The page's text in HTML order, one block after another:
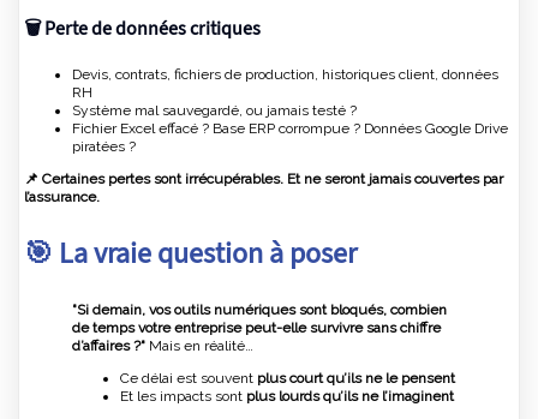
🗑️ Perte de données critiques
Devis, contrats, fichiers de production, historiques client, données
RH
Système mal sauvegardé, ou jamais testé ?
Fichier Excel effacé ? Base ERP corrompue ? Données Google Drive
piratées ?
📌 Certaines pertes sont irrécupérables. Et ne seront jamais couvertes par
l’assurance.
🎯 La vraie question à poser
"Si demain, vos outils numériques sont bloqués, combien
de temps votre entreprise peut-elle survivre sans chiffre
d’affaires ?" Mais en réalité…
Ce délai est souvent plus court qu’ils ne le pensent
Et les impacts sont plus lourds qu’ils ne l’imaginent